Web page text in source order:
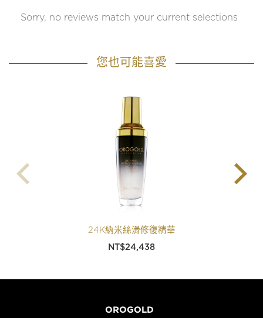
Sorry, no reviews match your current selections
您也可能喜愛
24K納米絲滑修復精華
NT$24,438
OROGOLD